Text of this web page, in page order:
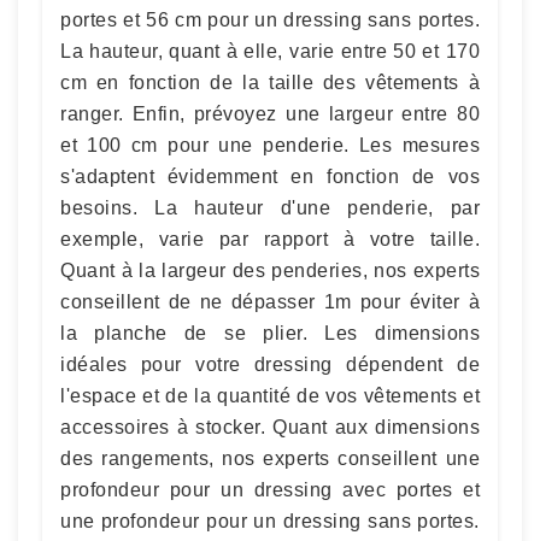
portes et 56 cm pour un dressing sans portes.
La hauteur, quant à elle, varie entre 50 et 170
cm en fonction de la taille des vêtements à
ranger. Enfin, prévoyez une largeur entre 80
et 100 cm pour une penderie. Les mesures
s'adaptent évidemment en fonction de vos
besoins. La hauteur d'une penderie, par
exemple, varie par rapport à votre taille.
Quant à la largeur des penderies, nos experts
conseillent de ne dépasser 1m pour éviter à
la planche de se plier. Les dimensions
idéales pour votre dressing dépendent de
l'espace et de la quantité de vos vêtements et
accessoires à stocker. Quant aux dimensions
des rangements, nos experts conseillent une
profondeur pour un dressing avec portes et
une profondeur pour un dressing sans portes.